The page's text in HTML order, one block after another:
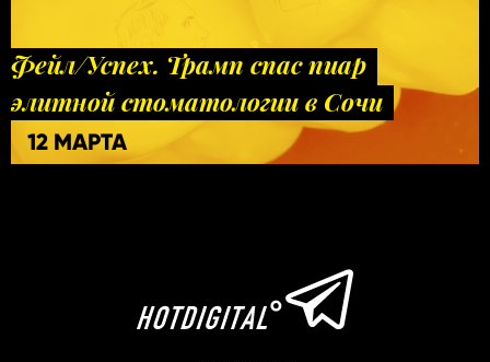
Фейл/Успех. Трамп спас пиар
элитной стоматологии в Сочи
12 МАРТА